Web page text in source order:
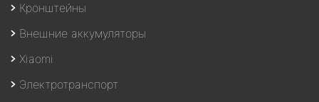
Кронштейны
Внешние аккумуляторы
Xiaomi
Электротранспорт